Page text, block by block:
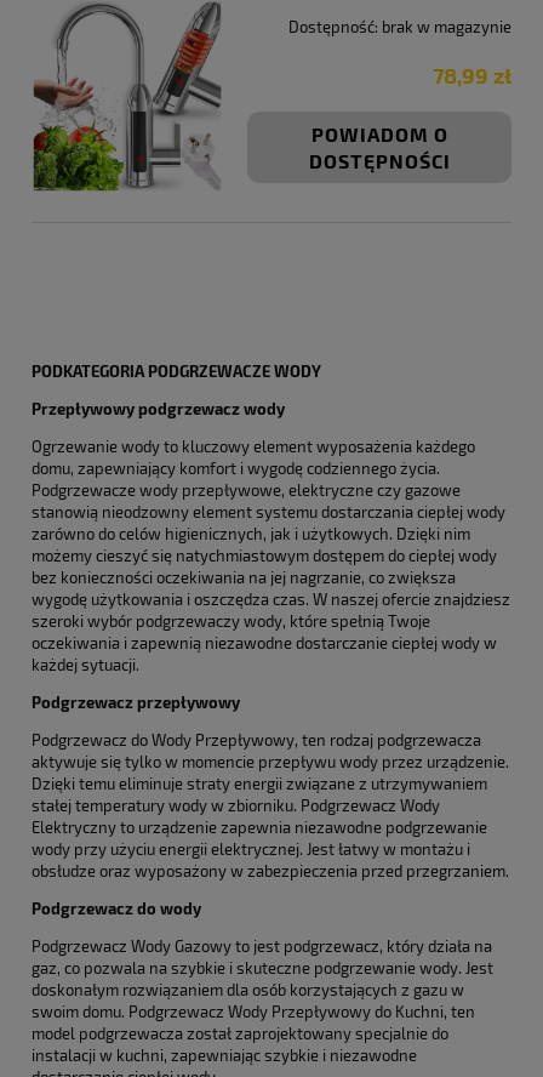
Dostępność: brak w magazynie
78,99 zł
POWIADOM O
DOSTĘPNOŚCI
PODKATEGORIA PODGRZEWACZE WODY
Przepływowy podgrzewacz wody
Ogrzewanie wody to kluczowy element wyposażenia każdego
domu, zapewniający komfort i wygodę codziennego życia.
Podgrzewacze wody przepływowe, elektryczne czy gazowe
stanowią nieodzowny element systemu dostarczania ciepłej wody
zarówno do celów higienicznych, jak i użytkowych. Dzięki nim
możemy cieszyć się natychmiastowym dostępem do ciepłej wody
bez konieczności oczekiwania na jej nagrzanie, co zwiększa
wygodę użytkowania i oszczędza czas. W naszej ofercie znajdziesz
szeroki wybór podgrzewaczy wody, które spełnią Twoje
oczekiwania i zapewnią niezawodne dostarczanie ciepłej wody w
każdej sytuacji.
Podgrzewacz przepływowy
Podgrzewacz do Wody Przepływowy, ten rodzaj podgrzewacza
aktywuje się tylko w momencie przepływu wody przez urządzenie.
Dzięki temu eliminuje straty energii związane z utrzymywaniem
stałej temperatury wody w zbiorniku. Podgrzewacz Wody
Elektryczny to urządzenie zapewnia niezawodne podgrzewanie
wody przy użyciu energii elektrycznej. Jest łatwy w montażu i
obsłudze oraz wyposażony w zabezpieczenia przed przegrzaniem.
Podgrzewacz do wody
Podgrzewacz Wody Gazowy to jest podgrzewacz, który działa na
gaz, co pozwala na szybkie i skuteczne podgrzewanie wody. Jest
doskonałym rozwiązaniem dla osób korzystających z gazu w
swoim domu. Podgrzewacz Wody Przepływowy do Kuchni, ten
model podgrzewacza został zaprojektowany specjalnie do
instalacji w kuchni, zapewniając szybkie i niezawodne